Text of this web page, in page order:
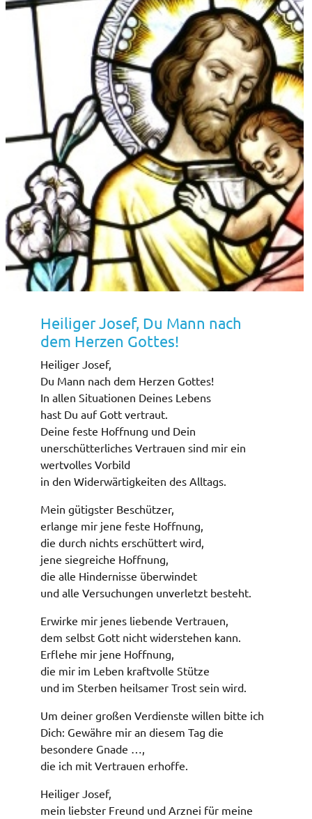
Heiliger Josef, Du Mann nach
dem Herzen Gottes!
Heiliger Josef,
Du Mann nach dem Herzen Gottes!
In allen Situationen Deines Lebens
hast Du auf Gott vertraut.
Deine feste Hoffnung und Dein
unerschütterliches Vertrauen sind mir ein
wertvolles Vorbild
in den Widerwärtigkeiten des Alltags.
Mein gütigster Beschützer,
erlange mir jene feste Hoffnung,
die durch nichts erschüttert wird,
jene siegreiche Hoffnung,
die alle Hindernisse überwindet
und alle Versuchungen unverletzt besteht.
Erwirke mir jenes liebende Vertrauen,
dem selbst Gott nicht widerstehen kann.
Erflehe mir jene Hoffnung,
die mir im Leben kraftvolle Stütze
und im Sterben heilsamer Trost sein wird.
Um deiner großen Verdienste willen bitte ich
Dich: Gewähre mir an diesem Tag die
besondere Gnade …,
die ich mit Vertrauen erhoffe.
Heiliger Josef,
mein liebster Freund und Arznei für meine